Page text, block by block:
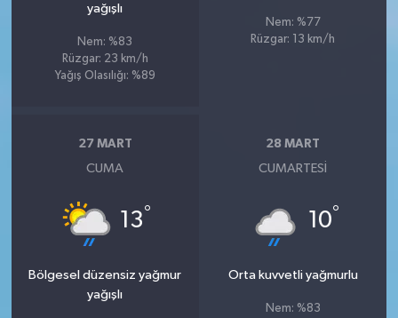
yağışlı
Nem: %83
Rüzgar: 23 km/h
Yağış Olasılığı: %89
Nem: %77
Rüzgar: 13 km/h
27 MART
CUMA
13°
Bölgesel düzensiz yağmur
yağışlı
28 MART
CUMARTESI
10°
Orta kuvvetli yağmurlu
Nem: %83